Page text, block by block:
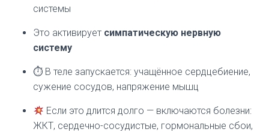
системы
Это активирует симпатическую нервную
систему
⏱ В теле запускается: учащённое сердцебиение,
сужение сосудов, напряжение мышц
Если это длится долго — включаются болезни:
ЖКТ, сердечно-сосудистые, гормональные сбои,